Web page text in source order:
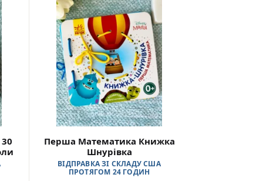
Перша Математика Книжка
Шнурівка
ВІДПРАВКА ЗІ СКЛАДУ США
ПРОТЯГОМ 24 ГОДИН